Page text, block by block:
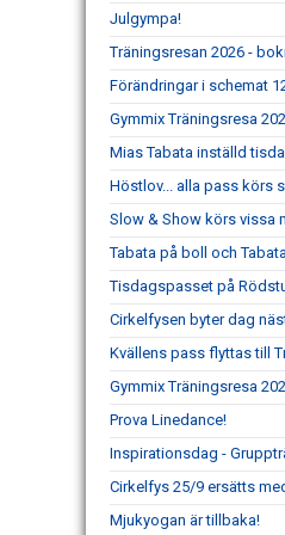
Julgympa!
Träningsresan 2026 -
Förändringar i schemat
Gymmix Träningsresa
Mias Tabata inställd
Höstlov... alla pass körs
Slow & Show körs vissa
Tabata på boll och
Tisdagspasset på
Cirkelfysen byter dag
Kvällens pass flyttas till
Gymmix Träningsresa
Prova Linedance!
Inspirationsdag -
Cirkelfys 25/9 ersätts
Mjukyogan är tillbaka!